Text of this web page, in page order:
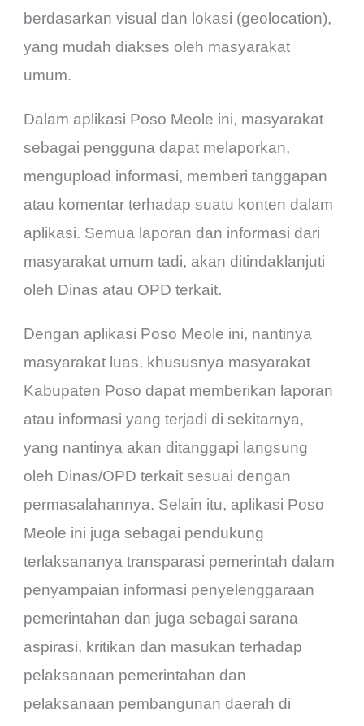
berdasarkan visual dan lokasi (geolocation),
yang mudah diakses oleh masyarakat
umum.
Dalam aplikasi Poso Meole ini, masyarakat
sebagai pengguna dapat melaporkan,
mengupload informasi, memberi tanggapan
atau komentar terhadap suatu konten dalam
aplikasi. Semua laporan dan informasi dari
masyarakat umum tadi, akan ditindaklanjuti
oleh Dinas atau OPD terkait.
Dengan aplikasi Poso Meole ini, nantinya
masyarakat luas, khususnya masyarakat
Kabupaten Poso dapat memberikan laporan
atau informasi yang terjadi di sekitarnya,
yang nantinya akan ditanggapi langsung
oleh Dinas/OPD terkait sesuai dengan
permasalahannya. Selain itu, aplikasi Poso
Meole ini juga sebagai pendukung
terlaksananya transparasi pemerintah dalam
penyampaian informasi penyelenggaraan
pemerintahan dan juga sebagai sarana
aspirasi, kritikan dan masukan terhadap
pelaksanaan pemerintahan dan
pelaksanaan pembangunan daerah di